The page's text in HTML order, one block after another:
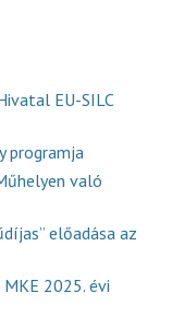
EU-SILC
programja
való
előadása az
2025. évi